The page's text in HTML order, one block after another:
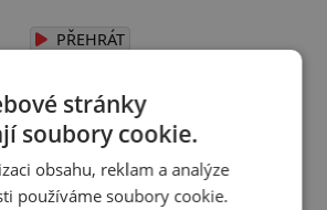
PŘEHRÁT
allempires.com,
stránky
soubory cookie.
obsahu, reklam a analýze
používáme soubory cookie.